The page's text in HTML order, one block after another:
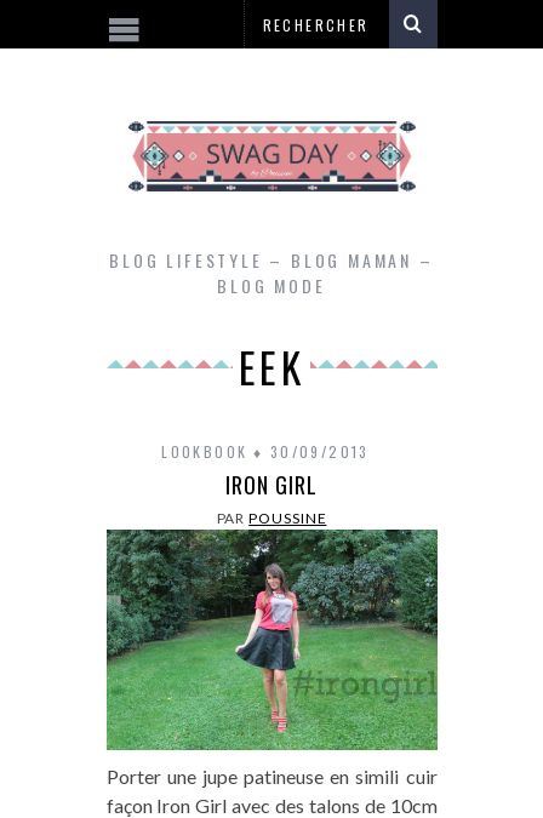
BLOG LIFESTYLE – BLOG MAMAN –
BLOG MODE
EEK
LOOKBOOK 30/09/2013
IRON GIRL
PARPOUSSINE
Porter une jupe patineuse en simili cuir
façon Iron Girl avec des talons de 10cm